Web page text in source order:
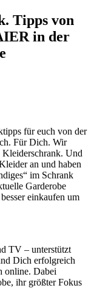
Tipps von
in der
für euch von der
Für Dich. Wir
Kleiderschrank. Und
an und haben
im Schrank
Garderobe
einkaufen um
TV – unterstützt
Dich erfolgreich
online. Dabei
ihr größter Fokus